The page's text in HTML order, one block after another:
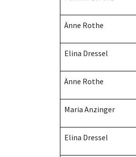
Änne Rothe
Elina Dressel
Änne Rothe
Maria Anzinger
Elina Dressel